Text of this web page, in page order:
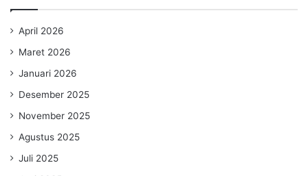
April 2026
Maret 2026
Januari 2026
Desember 2025
November 2025
Agustus 2025
Juli 2025